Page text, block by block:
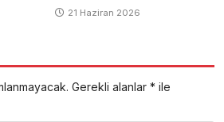
21 Haziran 2026
Gerekli alanlar * ile